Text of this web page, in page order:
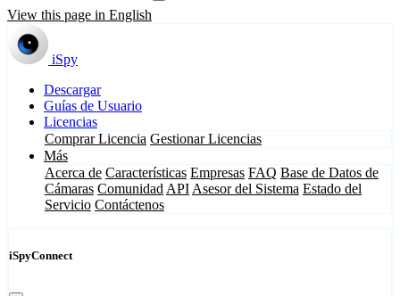
View this page in English
iSpy
Descargar
Guías de Usuario
Licencias
Comprar Licencia Gestionar Licencias
Más
Acerca de Características Empresas FAQ Base de Datos de
Cámaras Comunidad API Asesor del Sistema Estado del
Servicio Contáctenos
iSpyConnect